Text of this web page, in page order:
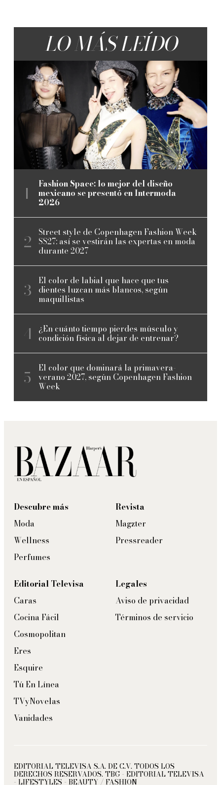
LO MÁS LEÍDO
Fashion Space: lo mejor del diseño
mexicano se presentó en Intermoda
2026
Street style de Copenhagen Fashion Week
SS27: así se vestirán las expertas en moda
durante 2027
El color de labial que hace que tus
dientes luzcan más blancos, según
maquillistas
¿En cuánto tiempo pierdes músculo y
condición física al dejar de entrenar?
El color que dominará la primavera-
verano 2027, según Copenhagen Fashion
Week
Descubre más
Moda
Wellness
Perfumes
Revista
Magzter
Pressreader
Editorial Televisa
Caras
Cocina Fácil
Cosmopolitan
Eres
Esquire
Tú En Línea
TVyNovelas
Vanidades
Legales
Aviso de privacidad
Términos de servicio
EDITORIAL TELEVISA S.A. DE C.V. TODOS LOS
DERECHOS RESERVADOS. TBG - EDITORIAL TELEVISA
- LIFESTYLES - BEAUTY / FASHION